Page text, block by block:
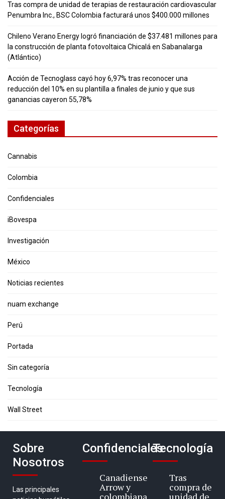
Tras compra de unidad de terapias de restauración cardiovascular
Penumbra Inc., BSC Colombia facturará unos $400.000 millones
Chileno Verano Energy logró financiación de $37.481 millones para
la construcción de planta fotovoltaica Chicalá en Sabanalarga
(Atlántico)
Acción de Tecnoglass cayó hoy 6,97% tras reconocer una
reducción del 10% en su plantilla a finales de junio y que sus
ganancias cayeron 55,78%
Categorías
Cannabis
Colombia
Confidenciales
iBovespa
Investigación
México
Noticias recientes
nuam exchange
Perú
Portada
Sin categoría
Tecnología
Wall Street
Sobre
Nosotros
Las principales
Confidenciales
Canadiense
Arrow y
colombiana
Tecnología
Tras
compra de
unidad de